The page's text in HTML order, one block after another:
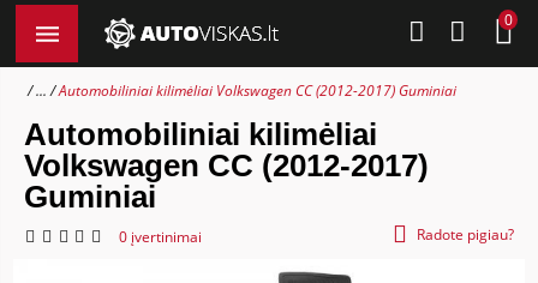
0
... Automobiliniai kilimėliai Volkswagen CC (2012-2017) Guminiai
Automobiliniai kilimėliai
Volkswagen CC (2012-2017)
Guminiai
0 įvertinimai Radote pigiau?